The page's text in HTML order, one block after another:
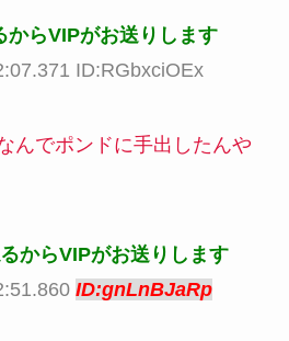
からVIPがお送りします
ID:RGbxciOEx
んでポンドに手出したんや
からVIPがお送りします
ID:gnLnBJaRp